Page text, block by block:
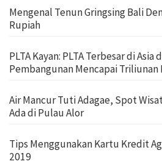
Mengenal Tenun Gringsing Bali
Rupiah
PLTA Kayan: PLTA Terbesar di Asia
Pembangunan Mencapai Triliunan
Air Mancur Tuti Adagae, Spot
Ada di Pulau Alor
Tips Menggunakan Kartu Kredit
2019